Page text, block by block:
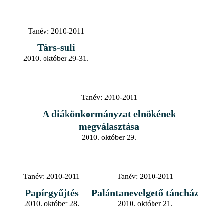
Tanév: 2010-2011
Társ-suli
2010. október 29-31.
Tanév: 2010-2011
A diákönkormányzat elnökének
megválasztása
2010. október 29.
Tanév: 2010-2011
Papírgyűjtés
2010. október 28.
Tanév: 2010-2011
Palántanevelgető táncház
2010. október 21.